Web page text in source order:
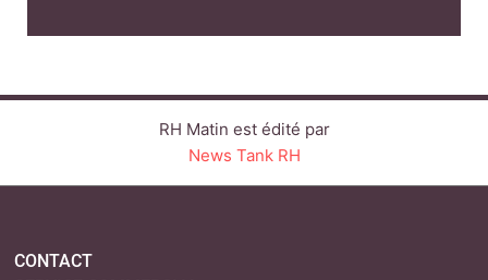
QUI SOMMES-NOUS ?
LINKEDINTWITTERFACEBOOK
PLAN DU SITE